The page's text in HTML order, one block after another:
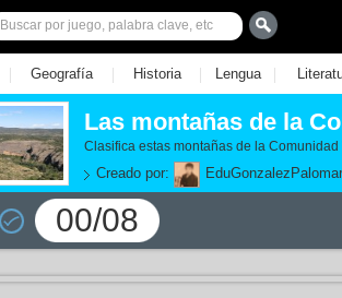
| Geografía | Historia | Lengua |
Las montañas de la
Clasifica estas montañas de la
Creado por: EduGonzalezPalomar
00/08